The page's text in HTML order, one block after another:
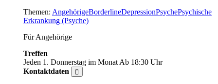
Themen: AngehörigeBorderlineDepressionPsychePsychische
Erkrankung (Psyche)
Für Angehörige
Treffen
Jeden 1. Donnerstag im Monat Ab 18:30 Uhr
Kontaktdaten